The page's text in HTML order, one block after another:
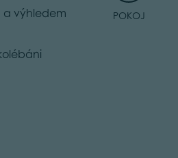
a výhledem
POKOJ